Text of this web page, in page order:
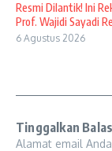
Resmi Dilantik! Ini
Prof. Wajidi Sayadi
6 Agustus 2026
Tinggalkan
Alamat email